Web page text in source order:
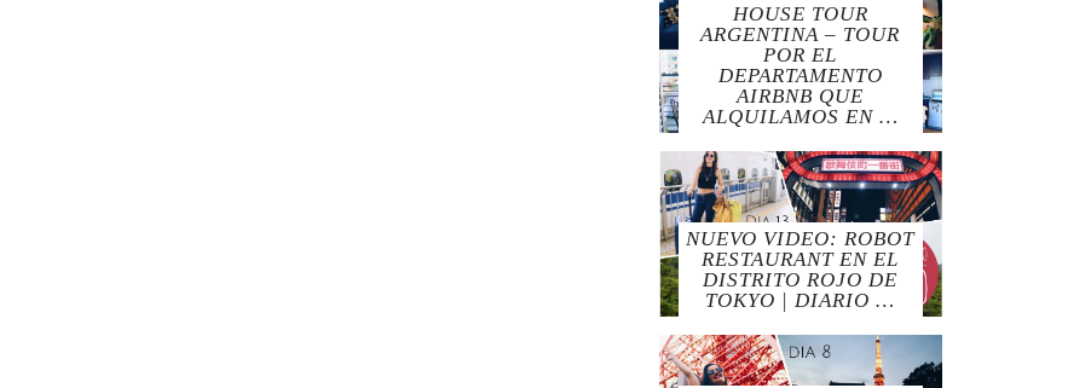
HOUSE TOUR
ARGENTINA – TOUR
POR EL
DEPARTAMENTO
AIRBNB QUE
ALQUILAMOS EN …
NUEVO VIDEO: ROBOT
RESTAURANT EN EL
DISTRITO ROJO DE
TOKYO | DIARIO …